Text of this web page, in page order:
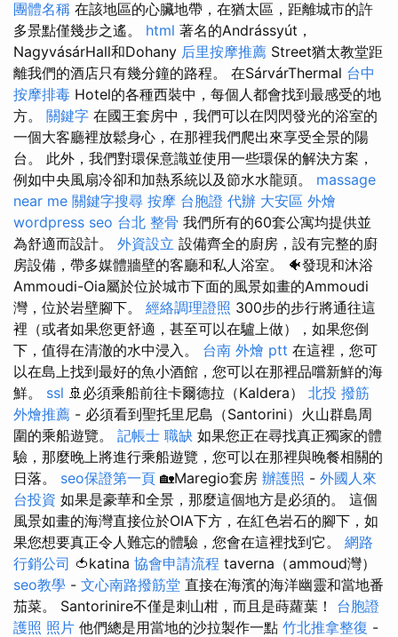
團體名稱 在該地區的心臟地帶，在猶太區，距離城市的許
多景點僅幾步之遙。 html 著名的Andrássyút，
NagyvásárHall和Dohany 后里按摩推薦 Street猶太教堂距
離我們的酒店只有幾分鐘的路程。 在SárvárThermal 台中
按摩排毒 Hotel的各種西裝中，每個人都會找到最感受的地
方。 關鍵字 在國王套房中，我們可以在閃閃發光的浴室的
一個大客廳裡放鬆身心，在那裡我們爬出來享受全景的陽
台。 此外，我們對環保意識並使用一些環保的解決方案，
例如中央風扇冷卻和加熱系統以及節水水龍頭。 massage
near me 關鍵字搜尋 按摩 台胞證 代辦 大安區 外燴
wordpress seo 台北 整骨 我們所有的60套公寓均提供並
為舒適而設計。 外資設立 設備齊全的廚房，設有完整的廚
房設備，帶多媒體牆壁的客廳和私人浴室。 🐠發現和沐浴
Ammoudi-Oia屬於位於城市下面的風景如畫的Ammoudi
灣，位於岩壁腳下。 經絡調理證照 300步的步行將通往這
裡（或者如果您更舒適，甚至可以在驢上做），如果您倒
下，值得在清澈的水中浸入。 台南 外燴 ptt 在這裡，您可
以在島上找到最好的魚小酒館，您可以在那裡品嚐新鮮的海
鮮。 ssl 🚢必須乘船前往卡爾德拉（Kaldera） 北投 撥筋
外燴推薦 - 必須看到聖托里尼島（Santorini）火山群島周
圍的乘船遊覽。 記帳士 職缺 如果您正在尋找真正獨家的體
驗，那麼晚上將進行乘船遊覽，您可以在那裡與晚餐相關的
日落。 seo保證第一頁 🏡Maregio套房 辦護照 - 外國人來
台投資 如果是豪華和全景，那麼這個地方是必須的。 這個
風景如畫的海灣直接位於OIA下方，在紅色岩石的腳下，如
果您想要真正令人難忘的體驗，您會在這裡找到它。 網路
行銷公司 🍅katina 協會申請流程 taverna（ammoud灣）
seo教學 - 文心南路撥筋堂 直接在海濱的海洋幽靈和當地番
茄菜。 Santorinire不僅是刺山柑，而且是蒔蘿葉！ 台胞證
護照 照片 他們總是用當地的沙拉製作一點 竹北推拿整復 -